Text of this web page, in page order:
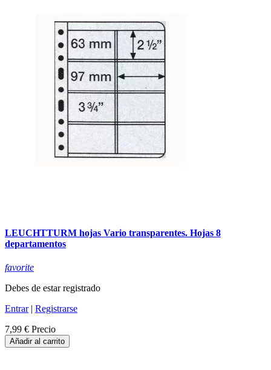
LEUCHTTURM hojas Vario transparentes. Hojas 8
departamentos
favorite
Debes de estar registrado
Entrar| Registrarse
7,99 € Precio
Añadir al carrito